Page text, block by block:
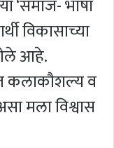
‘समाज- भाषा
विकासाच्या
आहे.
कलाकौशल्य व
मला विश्वास